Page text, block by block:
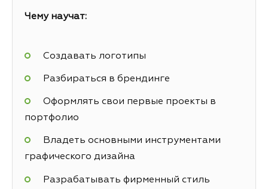
Чему научат:
Создавать логотипы
Разбираться в брендинге
Оформлять свои первые проекты в
портфолио
Владеть основными инструментами
графического дизайна
Разрабатывать фирменный стиль